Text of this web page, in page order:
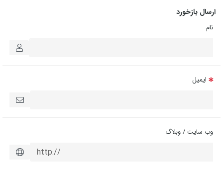
ارسال بازخورد
نام
ایمیل
وب سایت / وبلاگ